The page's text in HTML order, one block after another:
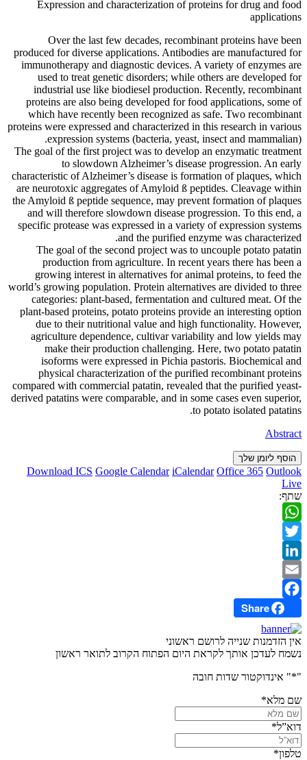
Expression and characterization of proteins for drug and food
applications
Over the last few decades, recombinant proteins have been
produced for diverse applications. Antibodies are manufactured for
immunotherapy and diagnostic devices. A variety of enzymes are
used to treat genetic disorders; while others are developed for
industrial use like biodiesel production. Recently, recombinant
proteins are also being developed for food applications, some of
which have recently been recognized as safe. Two recombinant
proteins were expressed and characterized in this research in various
expression systems (bacteria, yeast, insect and mammalian).
The goal of the first project was to develop an enzymatic treatment
to slowdown Alzheimer’s disease progression. An early
characteristic of Alzheimer’s disease is formation of plaques, which
are neurotoxic aggregates of Amyloid ß peptides. Cleavage within
the Amyloid ß peptide sequence, may prevent formation of plaques
and will therefore slowdown disease progression. To this end, a
specific protease was expressed in a variety of expression systems
and the purified enzyme was characterized.
The goal of the second project was to uncouple potato patatin
production from agriculture. In recent years there has been a
growing interest in alternatives for animal proteins, to feed the
world’s growing population. Protein alternatives are divided to three
categories: plant-based, fermentation and cultured meat. Of the
plant-based proteins, potato proteins provide an interesting option
due to their nutritional value and high functionality. However,
agriculture dependence, cultivar variability and low yields may
make their production challenging. Here, two potato patatin
isoforms were expressed in Pichia pastoris. Biochemical and
physical characterization of the purified recombinant proteins
compared with commercial patatin, revealed that the purified yeast-
derived patatins were comparable, and in some cases even superior,
to potato isolated patatins.
Abstract
הוסף ליומן שלך
Download ICS Google Calendar iCalendar Office 365 Outlook
Live
שתף:
WhatsApp
Twitter
LinkedIn
Email
Facebook
Share
אין הזדמנות שנייה לרושם ראשוני
נשמח לעדכן אותך לקראת היום הפתוח הקרוב לתואר ראשון
"
*" אינדוקטור שדות חובה
שם מלא*
דוא”ל*
טלפון*